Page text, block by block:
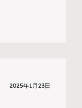
2025年1月23日